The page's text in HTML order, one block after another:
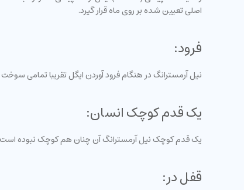
اصلی تعیین شده بر روی ماه قرار گیرد.
فرود:
نیل آرمسترانگ در هنگام فرود آوردن ایگل تقریبا تمامی سوخت
یک قدم کوچک انسان:
یک قدم کوچک نیل آرمسترانگ آن چنان هم کوچک نبوده است زیرا پس از فرود
قفل در: